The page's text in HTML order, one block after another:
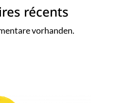
récents
vorhanden.